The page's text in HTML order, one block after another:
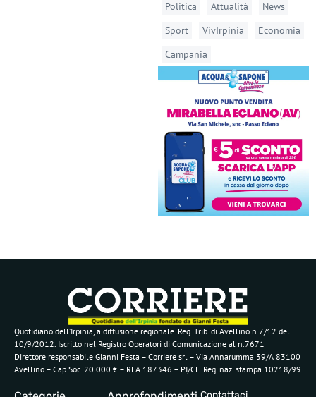
Politica
Attualità
News
Sport
VivIrpinia
Economia
Campania
Quotidiano dell’Irpinia, a diffusione regionale. Reg. Trib. di Avellino n.7/12 del
10/9/2012. Iscritto nel Registro Operatori di Comunicazione al n.7671
Direttore responsabile Gianni Festa – Corriere srl – Via Annarumma 39/A 83100
Avellino – Cap.Soc. 20.000 € – REA 187346 – PI/CF. Reg. naz. stampa 10218/99